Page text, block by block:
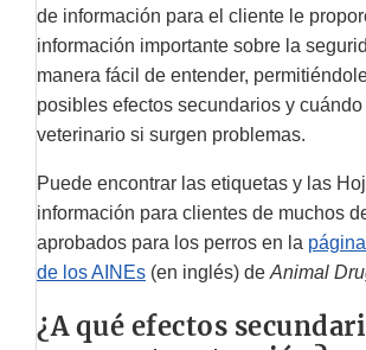
de información para el cliente le
información importante sobre la
manera fácil de entender,
posibles efectos secundarios y
veterinario si surgen problemas.
Puede encontrar las etiquetas y las
información para clientes de muchos
aprobados para los perros en la
de los AINEs (en inglés) de Animal
¿A qué efectos